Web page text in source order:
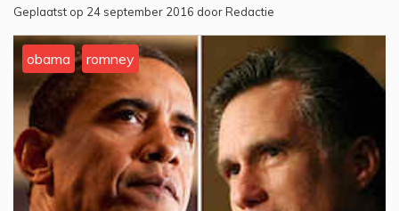
Geplaatst op 24 september 2016 door Redactie
obama romney